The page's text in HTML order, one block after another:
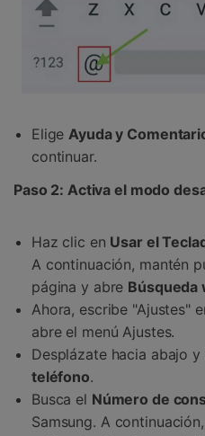
Elige Ayuda y
continuar.
Paso 2: Activa el modo
Haz clic en Usar el
A continuación, mantén
página y abre Búsqueda
Ahora, escribe "Ajustes"
abre el menú Ajustes.
Desplázate hacia abajo
teléfono.
Busca el Número de
Samsung. A